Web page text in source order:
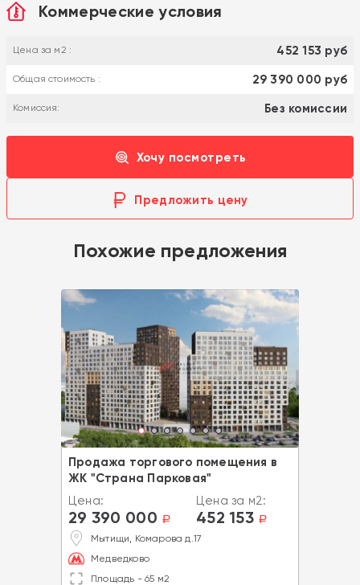
Коммерческие условия
Цена за м2 : 452 153 руб
Общая стоимость : 29 390 000 руб
Комиссия: Без комиссии
Хочу посмотреть
Предложить цену
Похожие предложения
Продажа торгового помещения в
ЖК "Страна Парковая"
Цена:
29 390 000 a
Цена за м2:
452 153 a
Мытищи, Комарова д.17
Медведково
Площадь - 65 м2